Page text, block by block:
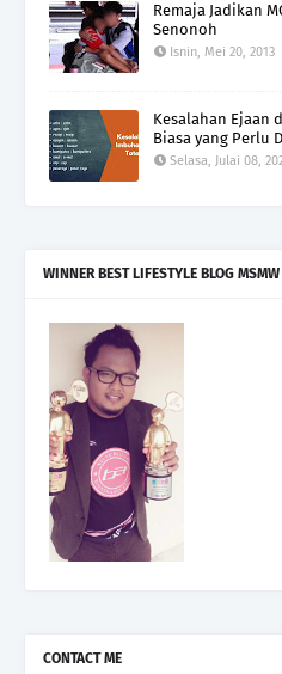
Remaja Jadikan
Senonoh
Isnin, Mei 20, 2013
Kesalahan Ejaan
Biasa yang Perlu
Selasa, Julai 08,
WINNER BEST LIFESTYLE BLOG
CONTACT ME